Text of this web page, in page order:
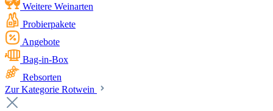
Weitere Weinarten
Probierpakete
Angebote
Bag-in-Box
Rebsorten
Zur Kategorie Rotwein